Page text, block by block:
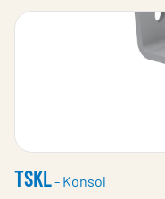
TSKL- Konsol